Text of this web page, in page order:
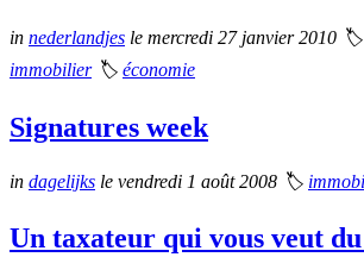
in nederlandjes le mercredi 27 janvier 2010 🏷
immobilier 🏷 économie
Signatures week
in dagelijks le vendredi 1 août 2008 🏷
Un taxateur qui vous veut